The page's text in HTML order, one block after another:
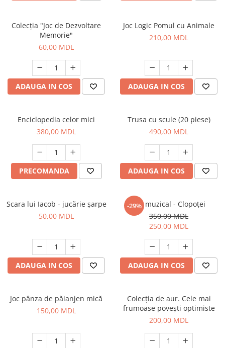
Colecția "Joc de Dezvoltare
Memorie"
60,00 MDL
ADAUGA IN COS
Joc Logic Pomul cu Animale
210,00 MDL
ADAUGA IN COS
Enciclopedia celor mici
380,00 MDL
PRECOMANDA
Trusa cu scule (20 piese)
490,00 MDL
ADAUGA IN COS
Scara lui Iacob - jucărie șarpe
50,00 MDL
ADAUGA IN COS
-29%
Set muzical - Clopoței
350,00 MDL
250,00 MDL
ADAUGA IN COS
Joc pânza de păianjen mică
150,00 MDL
Colecția de aur. Cele mai
frumoase povești optimiste
200,00 MDL